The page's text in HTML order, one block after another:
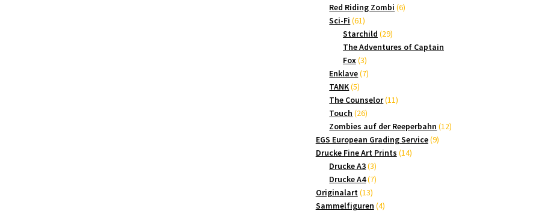
Produkte
Red Riding Zombi 66
Sci-Fi 6161
Produkte
Starchild 2929
Produkte
The Adventures of Captain
Fox 33
Produkte
Enklave 77
TANK 55
Produkte
The Counselor 1111
Touch 2626
Produkte
Zombies auf der Reeperbahn 1212
EGS European Grading Service 99
Drucke Fine Art Prints 1414
Drucke A3 33
Produkte
Drucke A4 77
Originalart 1313
Produkte
Sammelfiguren 44